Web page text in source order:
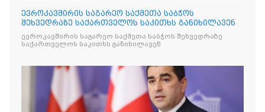
ევროკავშირის საგარეო საქმეთა საბჭოს
შეხვედრაზე საქართველოს საკითხს განიხილავენ
ევროკავშირის საგარეო საქმეთა საბჭოს შეხვედრაზე
საქართველოს საკითხს განიხილავენ